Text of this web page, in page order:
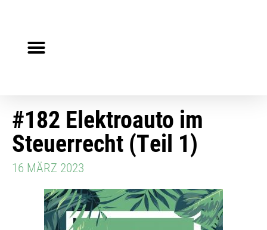
#182 Elektroauto im
Steuerrecht (Teil 1)
16 MÄRZ 2023